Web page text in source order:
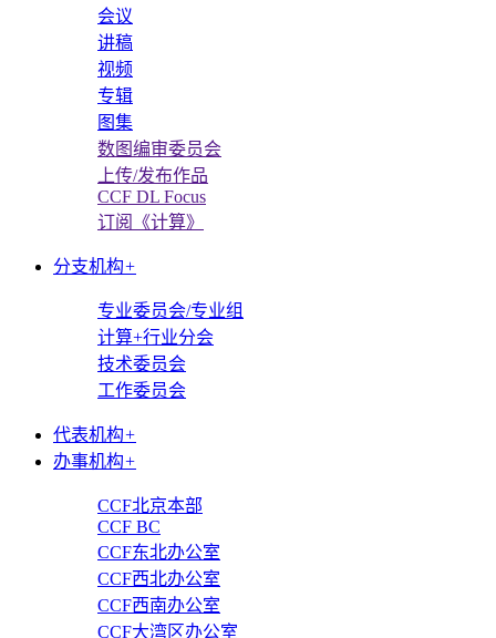
会议
讲稿
视频
专辑
图集
数图编审委员会
上传/发布作品
CCF DL Focus
订阅《计算》
分支机构+
专业委员会/专业组
计算+行业分会
技术委员会
工作委员会
代表机构+
办事机构+
CCF北京本部
CCF BC
CCF东北办公室
CCF西北办公室
CCF西南办公室
CCF大湾区办公室